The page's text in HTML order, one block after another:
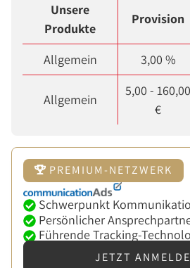
Unsere
Produkte
Provision
Allgemein 3,00 %
Allgemein
5,00 - 160,00
€
PREMIUM-NETZWERK
Schwerpunkt
Persönlicher
Führende Tracking-
JETZT